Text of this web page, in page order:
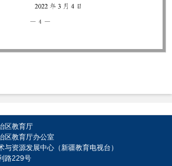
区教育厅
区教育厅办公室
资源发展中心（新疆教育电视台）
路229号